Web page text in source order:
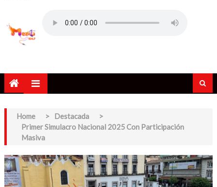
Home > Destacada
>
Primer Simulacro Nacional 2025 Con Participación
Masiva